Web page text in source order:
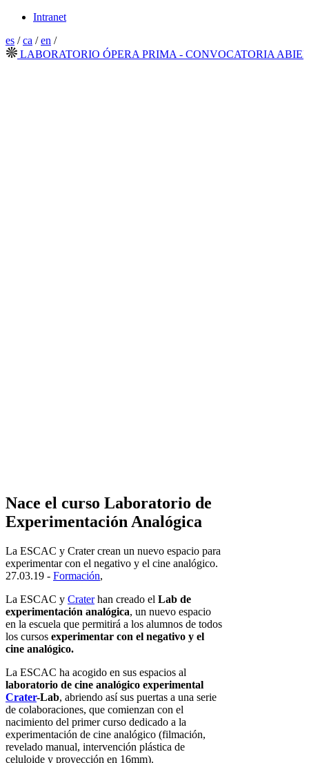
Intranet
es /ca /en /
LABORATORIO ÓPERA PRIMA - CONVOCATORIA ABIERTA
Nace el curso Laboratorio de
Experimentación Analógica
La ESCAC y Crater crean un nuevo espacio para
experimentar con el negativo y el cine analógico.
27.03.19 - Formación,
La ESCAC y Craterhan creado el Lab de
experimentación analógica, un nuevo espacio
en la escuela que permitirá a los alumnos de todos
los cursos experimentar con el negativo y el
cine analógico.
La ESCAC ha acogido en sus espacios al
laboratorio de cine analógico experimental
Crater-Lab, abriendo así sus puertas a una serie
de colaboraciones, que comienzan con el
nacimiento del primer curso dedicado a la
experimentación de cine analógico (filmación,
revelado manual, intervención plástica de
celuloide y proyección en 16mm).